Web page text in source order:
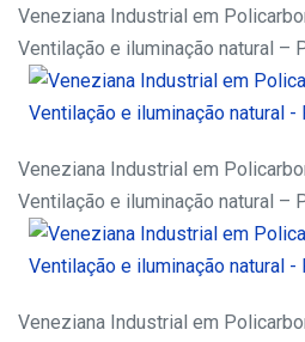
Veneziana Industrial em
Ventilação e iluminação natural –
Veneziana Industrial em
Ventilação e iluminação natural –
Veneziana Industrial em